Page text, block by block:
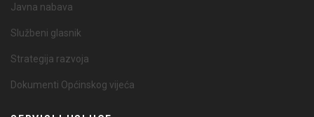
Javna nabava
Službeni glasnik
Strategija razvoja
Dokumenti Općinskog vijeća